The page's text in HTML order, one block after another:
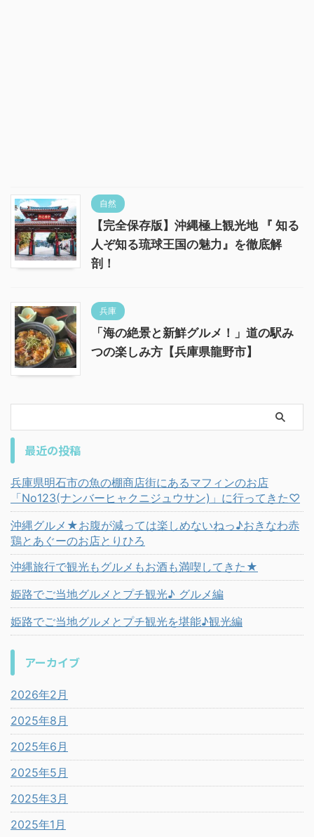
自然
【完全保存版】沖縄極上観光地 『 知る
人ぞ知る琉球王国の魅力』を徹底解
剖！
兵庫
「海の絶景と新鮮グルメ！」道の駅み
つの楽しみ方【兵庫県龍野市】
最近の投稿
兵庫県明石市の魚の棚商店街にあるマフィンのお店
「No123(ナンバーヒャクニジュウサン)」に行ってきた♡
沖縄グルメ★お腹が減っては楽しめないねっ♪おきなわ赤
鶏とあぐーのお店とりひろ
沖縄旅行で観光もグルメもお酒も満喫してきた★
姫路でご当地グルメとプチ観光♪ グルメ編
姫路でご当地グルメとプチ観光を堪能♪観光編
アーカイブ
2026年2月
2025年8月
2025年6月
2025年5月
2025年3月
2025年1月